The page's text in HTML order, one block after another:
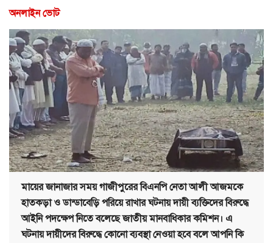
অনলাইন ভোট
মায়ের জানাজার সময় গাজীপুরের বিএনপি নেতা আলী আজমকে
হাতকড়া ও ডান্ডাবেড়ি পরিয়ে রাখার ঘটনায় দায়ী ব্যক্তিদের বিরুদ্ধে
আইনি পদক্ষেপ নিতে বলেছে জাতীয় মানবাধিকার কমিশন। এ
ঘটনায় দায়ীদের বিরুদ্ধে কোনো ব্যবস্থা নেওয়া হবে বলে আপনি কি